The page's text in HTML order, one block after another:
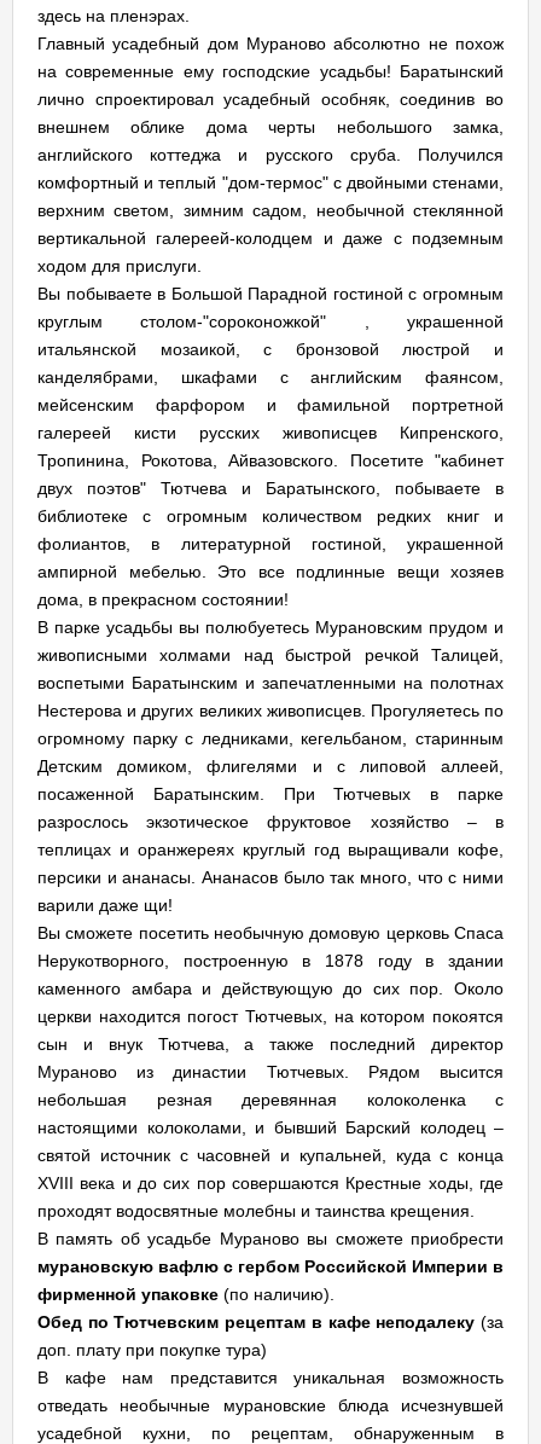
здесь на пленэрах.
Главный усадебный дом Мураново абсолютно не похож
на современные ему господские усадьбы! Баратынский
лично спроектировал усадебный особняк, соединив во
внешнем облике дома черты небольшого замка,
английского коттеджа и русского сруба. Получился
комфортный и теплый "дом-термос" с двойными стенами,
верхним светом, зимним садом, необычной стеклянной
вертикальной галереей-колодцем и даже с подземным
ходом для прислуги.
Вы побываете в Большой Парадной гостиной с огромным
круглым столом-"сороконожкой" , украшенной
итальянской мозаикой, с бронзовой люстрой и
канделябрами, шкафами с английским фаянсом,
мейсенским фарфором и фамильной портретной
галереей кисти русских живописцев Кипренского,
Тропинина, Рокотова, Айвазовского. Посетите "кабинет
двух поэтов" Тютчева и Баратынского, побываете в
библиотеке с огромным количеством редких книг и
фолиантов, в литературной гостиной, украшенной
ампирной мебелью. Это все подлинные вещи хозяев
дома, в прекрасном состоянии!
В парке усадьбы вы полюбуетесь Мурановским прудом и
живописными холмами над быстрой речкой Талицей,
воспетыми Баратынским и запечатленными на полотнах
Нестерова и других великих живописцев. Прогуляетесь по
огромному парку с ледниками, кегельбаном, старинным
Детским домиком, флигелями и с липовой аллеей,
посаженной Баратынским. При Тютчевых в парке
разрослось экзотическое фруктовое хозяйство – в
теплицах и оранжереях круглый год выращивали кофе,
персики и ананасы. Ананасов было так много, что с ними
варили даже щи!
Вы сможете посетить необычную домовую церковь Спаса
Нерукотворного, построенную в 1878 году в здании
каменного амбара и действующую до сих пор. Около
церкви находится погост Тютчевых, на котором покоятся
сын и внук Тютчева, а также последний директор
Мураново из династии Тютчевых. Рядом высится
небольшая резная деревянная колоколенка с
настоящими колоколами, и бывший Барский колодец –
святой источник с часовней и купальней, куда с конца
XVIII века и до сих пор совершаются Крестные ходы, где
проходят водосвятные молебны и таинства крещения.
В память об усадьбе Мураново вы сможете приобрести
мурановскую вафлю с гербом Российской Империи в
фирменной упаковке (по наличию).
Обед по Тютчевским рецептам в кафе неподалеку (за
доп. плату при покупке тура)
В кафе нам представится уникальная возможность
отведать необычные мурановские блюда исчезнувшей
усадебной кухни, по рецептам, обнаруженным в